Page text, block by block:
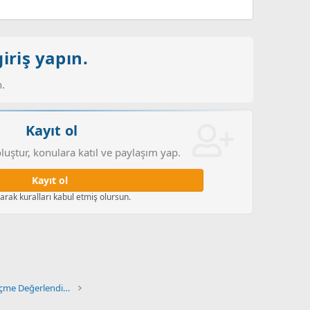
yapın.
Kayıt ol
konulara katıl ve paylaşım yap.
Kayıt ol
kuralları kabul etmiş olursun.
Çağdaş Türk ve Dünya Tarihi Ölçme Değerlendirme